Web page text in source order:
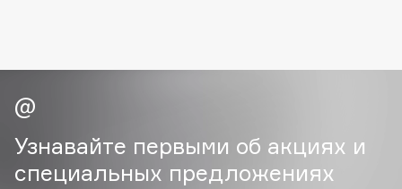
Byredo
C
Cadence
Узнавайте первыми об акциях и
специальных предложениях